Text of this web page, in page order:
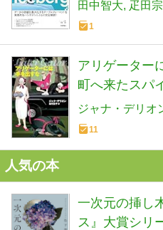
田中智大 疋田
1
アリゲーター
町へ来たスパ
庫)
ジャナ・デリオ
11
人気の本
一次元の挿し
ス』大賞シリ